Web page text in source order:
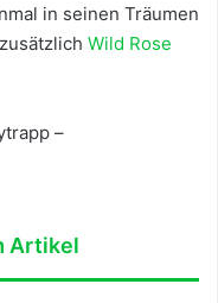
in seinen Träumen
Wild Rose
–
Artikel